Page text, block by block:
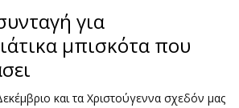
για
μπισκότα που
και τα Χριστούγεννα σχεδόν μας